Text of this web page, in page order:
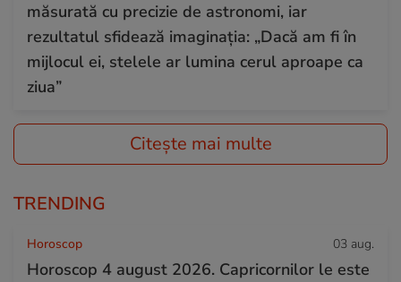
măsurată cu precizie de astronomi, iar
rezultatul sfidează imaginația: „Dacă am fi în
mijlocul ei, stelele ar lumina cerul aproape ca
ziua”
Citește mai multe
TRENDING
Horoscop 03 aug.
Horoscop 4 august 2026. Capricornilor le este